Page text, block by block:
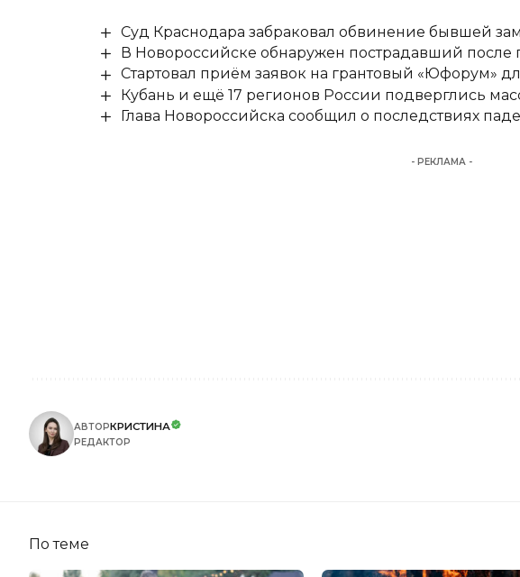
Суд Краснодара забраковал обвинение бывшей
В Новороссийске обнаружен пострадавший
Стартовал приём заявок на грантовый «Юфорум»
Кубань и ещё 17 регионов России подверглись
Глава Новороссийска сообщил о последствиях
- РЕКЛАМА -
АВТОРКРИСТИНА
РЕДАКТОР
По теме